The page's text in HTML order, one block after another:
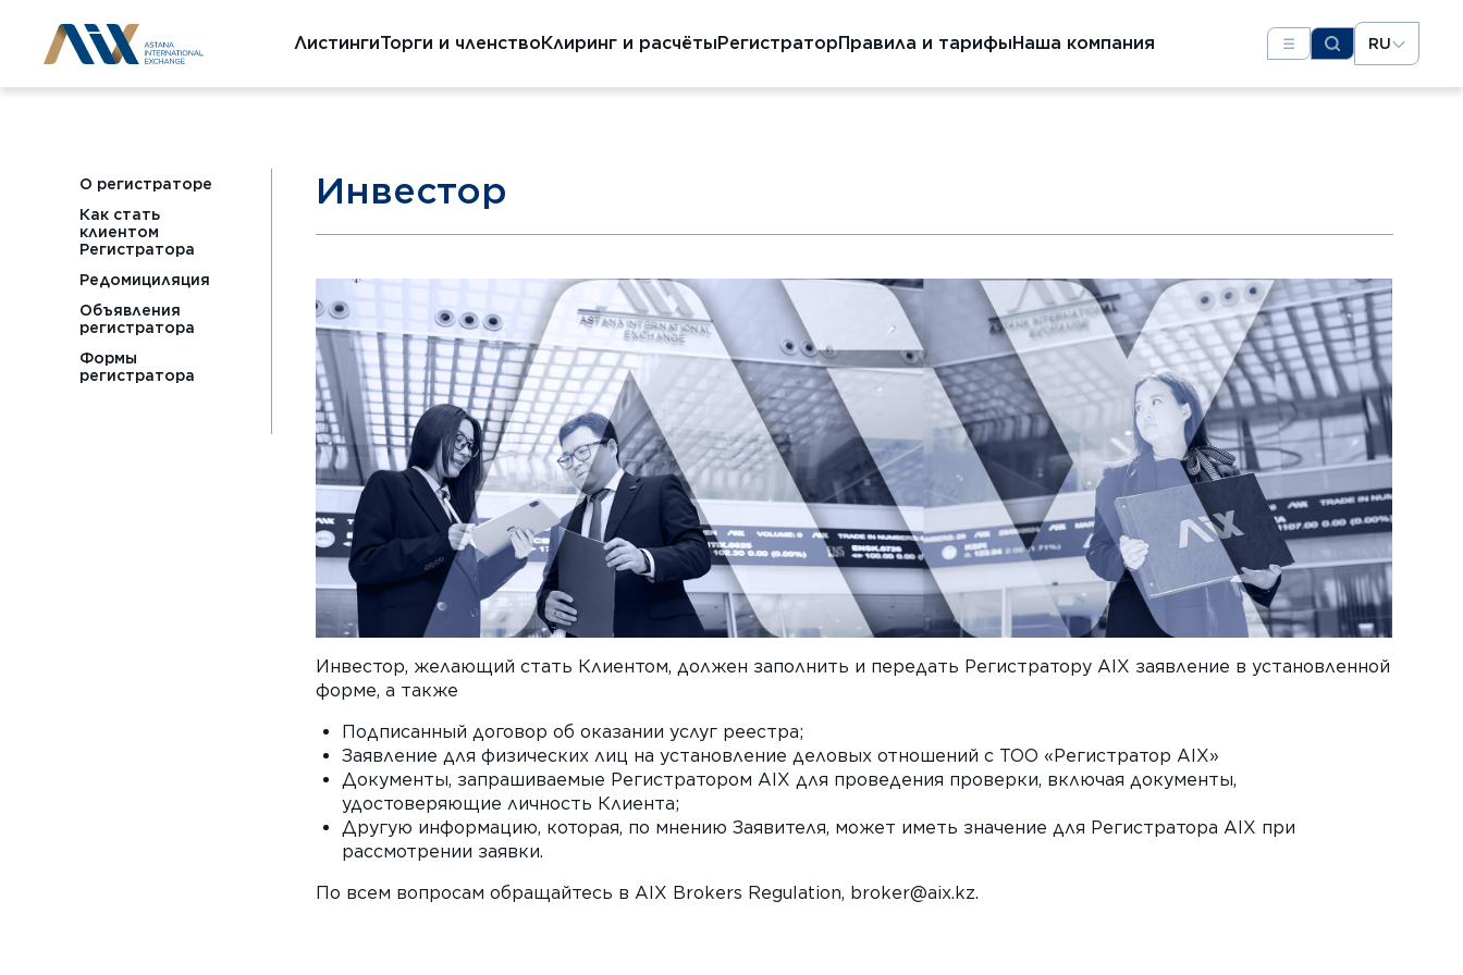
ЛистингиТорги и членствоКлиринг и расчётыРегистраторПравила и тарифыНаша компания RU
О регистраторе
Как стать
клиентом
Регистратора
Редомициляция
Объявления
регистратора
Формы
регистратора
Инвестор
Инвестор, желающий стать Клиентом, должен заполнить и передать Регистратору AIX заявление в установленной
форме, а также
Подписанный договор об оказании услуг реестра;
Заявление для физических лиц на установление деловых отношений с ТОО «Регистратор AIX»
Документы, запрашиваемые Регистратором AIX для проведения проверки, включая документы,
удостоверяющие личность Клиента;
Другую информацию, которая, по мнению Заявителя, может иметь значение для Регистратора AIX при
рассмотрении заявки.
По всем вопросам обращайтесь в AIX Brokers Regulation, broker@aix.kz.